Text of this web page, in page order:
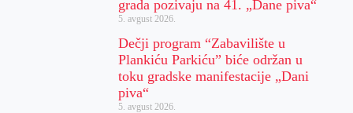
grada pozivaju na 41. „Dane piva“
5. avgust 2026.
Dečji program “Zabavilište u
Plankiću Parkiću” biće održan u
toku gradske manifestacije „Dani
piva“
5. avgust 2026.